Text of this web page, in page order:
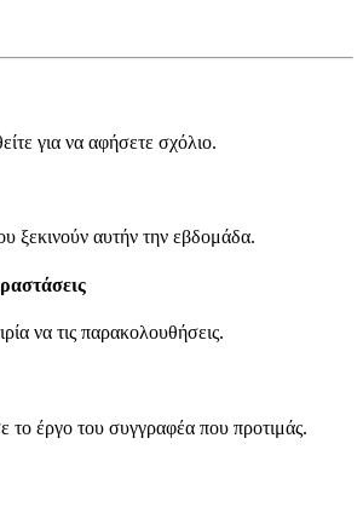
για να αφήσετε σχόλιο.
ξεκινούν αυτήν την εβδομάδα.
να τις παρακολουθήσεις.
έργο του συγγραφέα που προτιμάς.